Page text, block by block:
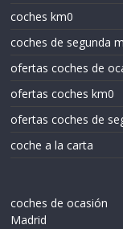
coches km0
coches de segunda
ofertas coches de
ofertas coches km0
ofertas coches de
coche a la carta
coches de ocasión
Madrid